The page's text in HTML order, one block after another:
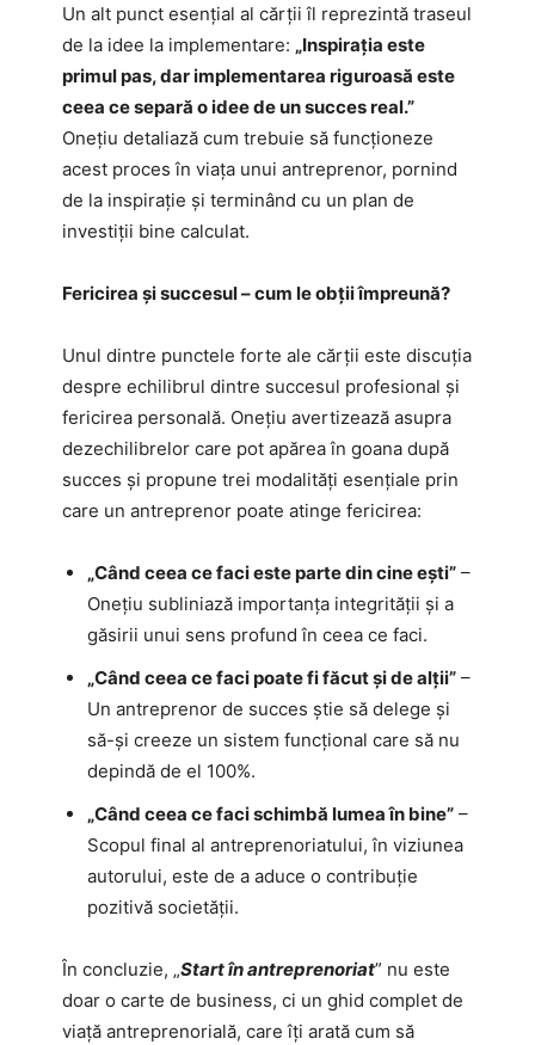
Un alt punct esențial al cărții îl reprezintă traseul
de la idee la implementare: „Inspirația este
primul pas, dar implementarea riguroasă este
ceea ce separă o idee de un succes real.”
Onețiu detaliază cum trebuie să funcționeze
acest proces în viața unui antreprenor, pornind
de la inspirație și terminând cu un plan de
investiții bine calculat.
Fericirea și succesul – cum le obții împreună?
Unul dintre punctele forte ale cărții este discuția
despre echilibrul dintre succesul profesional și
fericirea personală. Onețiu avertizează asupra
dezechilibrelor care pot apărea în goana după
succes și propune trei modalități esențiale prin
care un antreprenor poate atinge fericirea:
„Când ceea ce faci este parte din cine ești” –
Onețiu subliniază importanța integrității și a
găsirii unui sens profund în ceea ce faci.
„Când ceea ce faci poate fi făcut și de alții” –
Un antreprenor de succes știe să delege și
să-și creeze un sistem funcțional care să nu
depindă de el 100%.
„Când ceea ce faci schimbă lumea în bine” –
Scopul final al antreprenoriatului, în viziunea
autorului, este de a aduce o contribuție
pozitivă societății.
În concluzie, „Start în antreprenoriat” nu este
doar o carte de business, ci un ghid complet de
viață antreprenorială, care îți arată cum să